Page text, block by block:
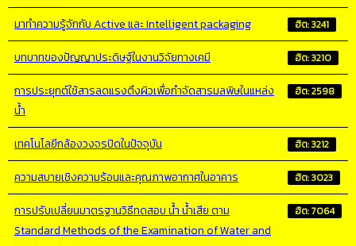
มาทำความรู้จักกับ Active และ Intelligent packaging ฮิต: 3241
บทบาทของปัญญาประดิษฐ์ในงานวิจัยทางเคมี ฮิต: 3210
การประยุกต์ใช้สารลดแรงตึงผิวเพื่อกำจัดสารมลพิษในแหล่ง
น้ำ
ฮิต: 2598
เทคโนโลยีกล้องวงจรปิดในปัจจุบัน ฮิต: 3212
ความสบายเชิงความร้อนและคุณภาพอากาศในอาคาร ฮิต: 3023
การปรับเปลี่ยนมาตรฐานวิธีทดสอบ น้ำ น้ำเสีย ตาม
Standard Methods of the Examination of Water and
ฮิต: 7064